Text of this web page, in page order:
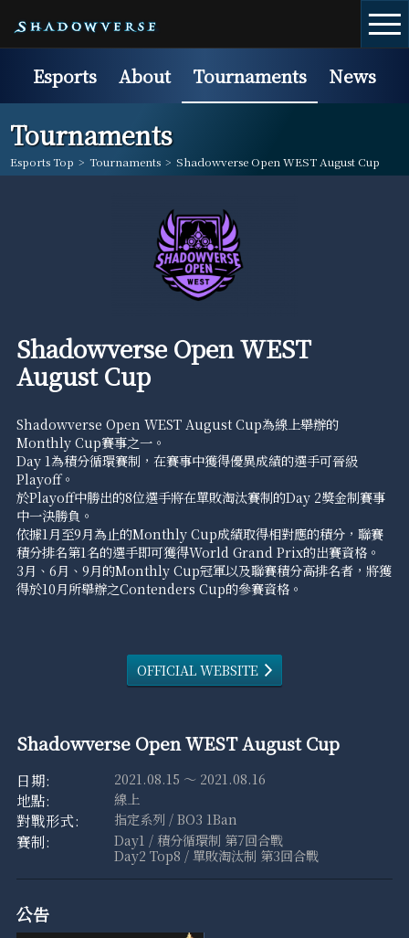
Esports About Tournaments News
Tournaments
Esports Top > Tournaments > Shadowverse Open WEST August Cup
Shadowverse Open WEST
August Cup
Shadowverse Open WEST August Cup為線上舉辦的
Monthly Cup賽事之一。
Day 1為積分循環賽制，在賽事中獲得優異成績的選手可晉級
Playoff。
於Playoff中勝出的8位選手將在單敗淘汰賽制的Day 2獎金制賽事
中一決勝負。
依據1月至9月為止的Monthly Cup成績取得相對應的積分，聯賽
積分排名第1名的選手即可獲得World Grand Prix的出賽資格。
3月、6月、9月的Monthly Cup冠軍以及聯賽積分高排名者，將獲
得於10月所舉辦之Contenders Cup的參賽資格。
OFFICIAL WEBSITE
Shadowverse Open WEST August Cup
2021.08.15 ～ 2021.08.16
線上
指定系列 / BO3 1Ban
Day1 / 積分循環制 第7回合戰
Day2 Top8 / 單敗淘汰制 第3回合戰
公告